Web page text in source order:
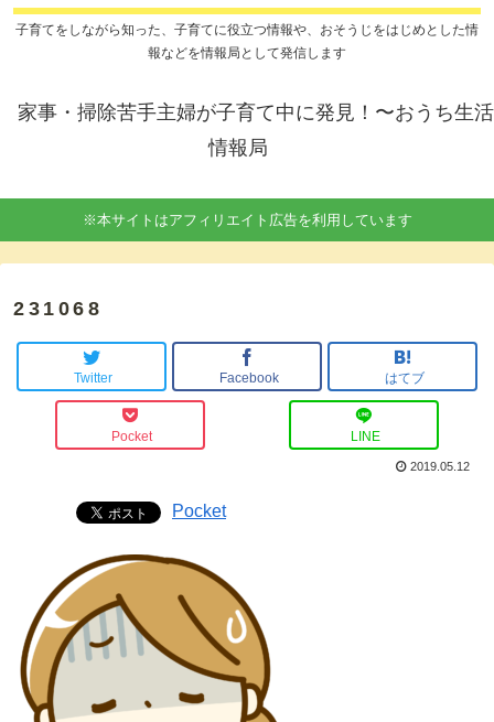
子育てをしながら知った、子育てに役立つ情報や、おそうじをはじめとした情
報などを情報局として発信します
家事・掃除苦手主婦が子育て中に発見！〜おうち生活
情報局
※本サイトはアフィリエイト広告を利用しています
231068
Twitter Facebook はてブ
Pocket LINE
2019.05.12
Pocket